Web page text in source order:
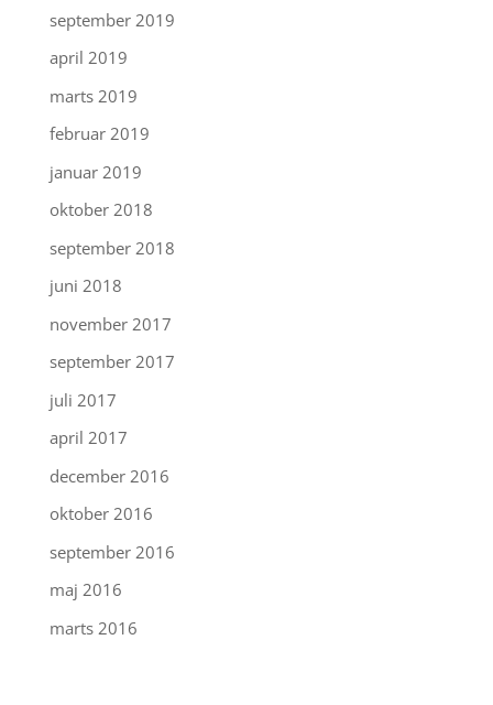
september 2019
april 2019
marts 2019
februar 2019
januar 2019
oktober 2018
september 2018
juni 2018
november 2017
september 2017
juli 2017
april 2017
december 2016
oktober 2016
september 2016
maj 2016
marts 2016